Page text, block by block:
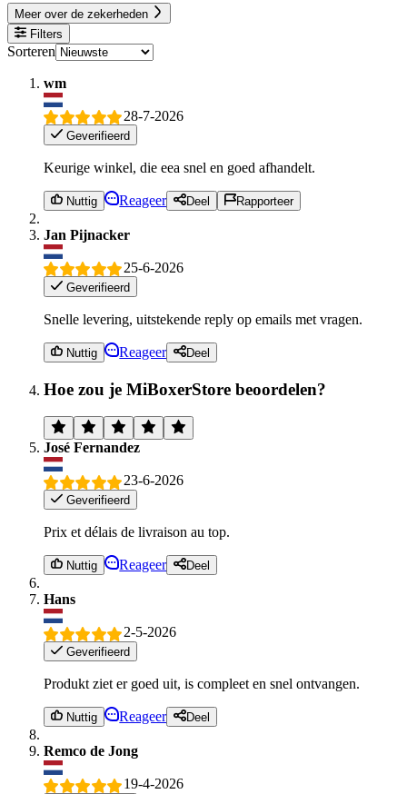
Meer over de zekerheden
Filters
Sorteren
wm
28-7-2026
Geverifieerd
Keurige winkel, die eea snel en goed afhandelt.
Nuttig Reageer Deel Rapporteer
Jan Pijnacker
25-6-2026
Geverifieerd
Snelle levering, uitstekende reply op emails met vragen.
Nuttig Reageer Deel
Hoe zou je MiBoxerStore beoordelen?
José Fernandez
23-6-2026
Geverifieerd
Prix et délais de livraison au top.
Nuttig Reageer Deel
Hans
2-5-2026
Geverifieerd
Produkt ziet er goed uit, is compleet en snel ontvangen.
Nuttig Reageer Deel
Remco de Jong
19-4-2026